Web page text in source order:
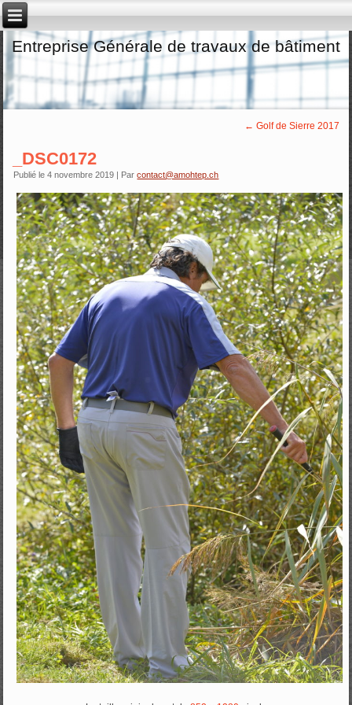
Entreprise Générale de travaux de bâtiment
← Golf de Sierre 2017
_DSC0172
Publié le 4 novembre 2019 | Par contact@amohtep.ch